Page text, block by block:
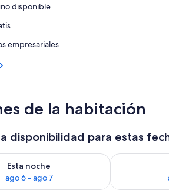
disponible
empresariales
de la habitación
disponibilidad para estas
Esta noche
ago 6 - ago 7
para esta noche, ago 6 -
Consulta la